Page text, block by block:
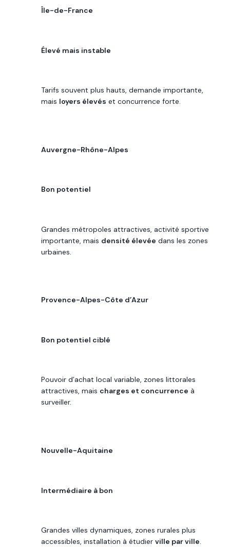
Île-de-France
Élevé mais instable
Tarifs souvent plus hauts, demande importante,
mais loyers élevés et concurrence forte.
Auvergne-Rhône-Alpes
Bon potentiel
Grandes métropoles attractives, activité sportive
importante, mais densité élevée dans les zones
urbaines.
Provence-Alpes-Côte d’Azur
Bon potentiel ciblé
Pouvoir d’achat local variable, zones littorales
attractives, mais charges et concurrence à
surveiller.
Nouvelle-Aquitaine
Intermédiaire à bon
Grandes villes dynamiques, zones rurales plus
accessibles, installation à étudier ville par ville.